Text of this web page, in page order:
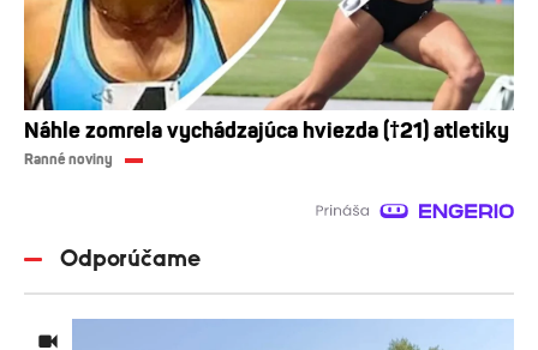
Náhle zomrela vychádzajúca hviezda (†21) atletiky
Ranné noviny
Odporúčame